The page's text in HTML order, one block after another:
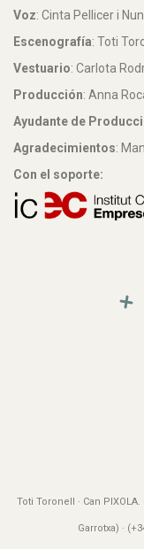
Voz: Cinta Pellicer i
Escenografía: Toti
Vestuario: Carlota
Producción: Anna
Ayudante de
Agradecimientos:
Con el soporte:
Toti Toronell · Can
Garrotxa) ·